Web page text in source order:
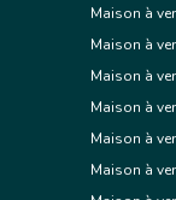
Maison à
Maison à
Maison à
Maison à
Maison à
Maison à